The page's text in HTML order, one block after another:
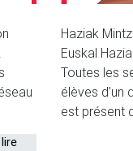
lire
Haziak
Euskal
Toutes les
élèves d'un
est présent